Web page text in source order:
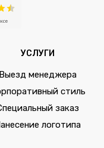
УСЛУГИ
Выезд менеджера
стиль
заказ
логотипа